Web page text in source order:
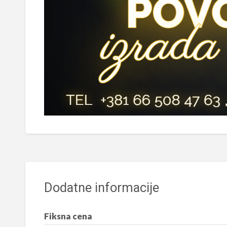
Dodatne informacije
Fiksna cena